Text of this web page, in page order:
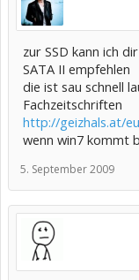
zur SSD kann ich
SATA II empfehlen
die ist sau schnell
Fachzeitschriften
http://geizhals.at/
wenn win7 kommt
5. September 2009